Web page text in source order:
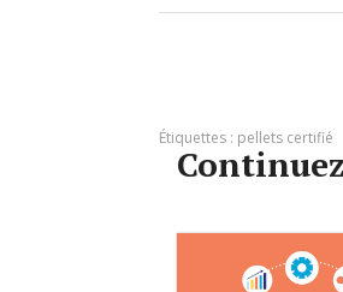
Étiquettes : pellets certifié